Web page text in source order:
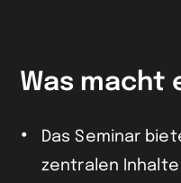
Was macht
Das Seminar
zentralen Inhalte